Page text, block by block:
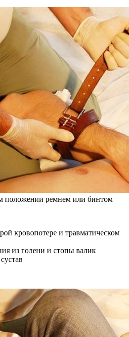
положении ремнем или бинтом
из голени и стопы валик